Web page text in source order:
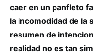
caer en un panfleto
la incomodidad de la
resumen de
realidad no es tan